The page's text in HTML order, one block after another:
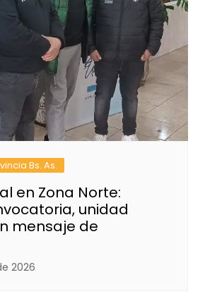
Bs. As.
en Zona Norte:
unidad
mensaje de
2026